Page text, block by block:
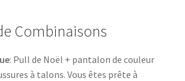
Combinaisons
: Pull de Noël + pantalon de couleur
à talons. Vous êtes prête à